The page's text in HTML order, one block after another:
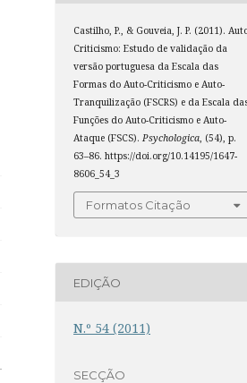
Castilho, P., & Gouveia, J. P. (2011).
Criticismo: Estudo de validação da
versão portuguesa da Escala das
Formas do Auto-Criticismo e Auto-
Tranquilização (FSCRS) e da Escala
Funções do Auto-Criticismo e Auto-
Ataque (FSCS).Psychologica, (54), p.
63–86. https://doi.org/10.14195/1647-
8606_54_3
Formatos Citação
EDIÇÃO
N.º 54 (2011)
SECÇÃO